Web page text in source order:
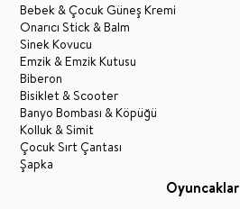
Bebek & Çocuk Güneş Kremi
Onarıcı Stick & Balm
Sinek Kovucu
Emzik & Emzik Kutusu
Biberon
Bisiklet & Scooter
Banyo Bombası & Köpüğü
Kolluk & Simit
Çocuk Sırt Çantası
Şapka
Oyuncaklar